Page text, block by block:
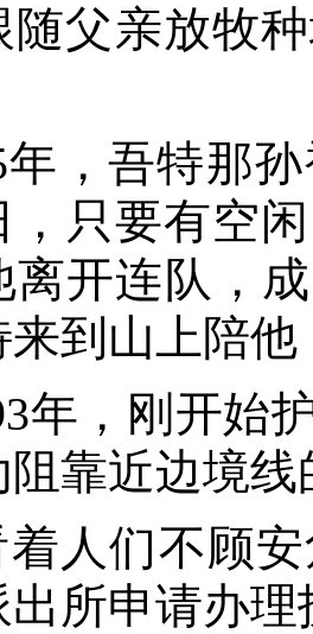
随父亲放牧
年，吾特那
，只要有空
离开连队，
来到山上陪
年，刚开始
靠近边境
着人们不顾
出所申请办